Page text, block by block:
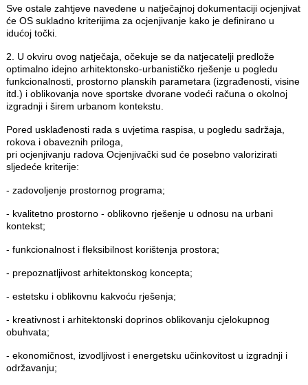
Sve ostale zahtjeve navedene u natječajnoj dokumentaciji ocjenjivat
će OS sukladno kriterijima za ocjenjivanje kako je definirano u
idućoj točki.
2. U okviru ovog natječaja, očekuje se da natjecatelji predlože
optimalno idejno arhitektonsko-urbanističko rješenje u pogledu
funkcionalnosti, prostorno planskih parametara (izgrađenosti, visine
itd.) i oblikovanja nove sportske dvorane vodeći računa o okolnoj
izgradnji i širem urbanom kontekstu.
Pored usklađenosti rada s uvjetima raspisa, u pogledu sadržaja,
rokova i obaveznih priloga,
pri ocjenjivanju radova Ocjenjivački sud će posebno valorizirati
sljedeće kriterije:
- zadovoljenje prostornog programa;
- kvalitetno prostorno - oblikovno rješenje u odnosu na urbani
kontekst;
- funkcionalnost i fleksibilnost korištenja prostora;
- prepoznatljivost arhitektonskog koncepta;
- estetsku i oblikovnu kakvoću rješenja;
- kreativnost i arhitektonski doprinos oblikovanju cjelokupnog
obuhvata;
- ekonomičnost, izvodljivost i energetsku učinkovitost u izgradnji i
održavanju;